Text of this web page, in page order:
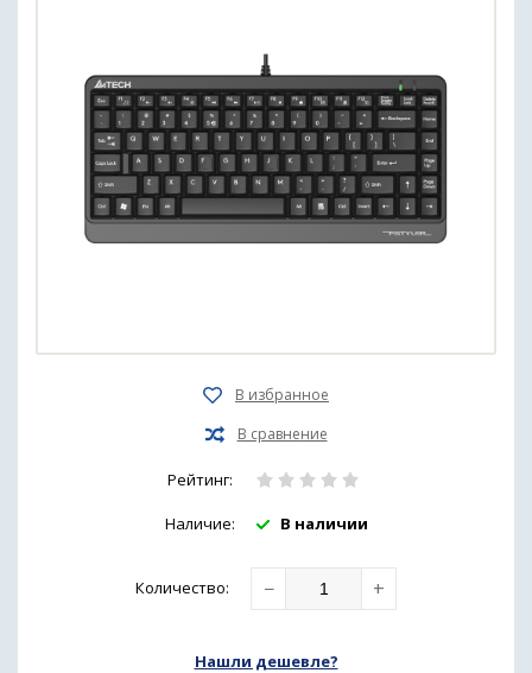
Рейтинг:
Наличие: В наличии
Количество: − +
Нашли дешевле?